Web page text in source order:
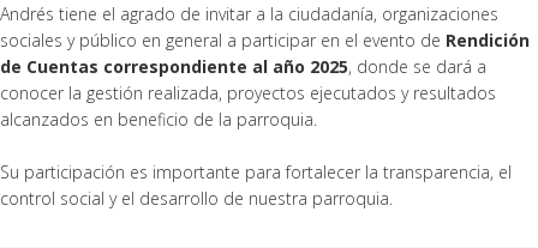
Andrés tiene el agrado de invitar a la ciudadanía, organizaciones
sociales y público en general a participar en el evento de Rendición
de Cuentas correspondiente al año 2025, donde se dará a
conocer la gestión realizada, proyectos ejecutados y resultados
alcanzados en beneficio de la parroquia.
Su participación es importante para fortalecer la transparencia, el
control social y el desarrollo de nuestra parroquia.